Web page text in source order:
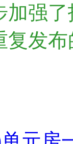
加强
复发